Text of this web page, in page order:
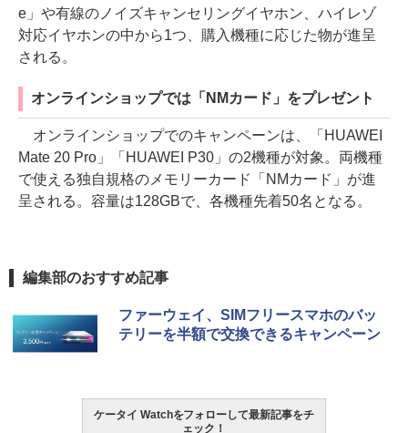
e」や有線のノイズキャンセリングイヤホン、ハイレゾ
対応イヤホンの中から1つ、購入機種に応じた物が進呈
される。
オンラインショップでは「NMカード」をプレゼント
オンラインショップでのキャンペーンは、「HUAWEI
Mate 20 Pro」「HUAWEI P30」の2機種が対象。両機種
で使える独自規格のメモリーカード「NMカード」が進
呈される。容量は128GBで、各機種先着50名となる。
編集部のおすすめ記事
ファーウェイ、SIMフリースマホのバッ
テリーを半額で交換できるキャンペーン
ケータイ Watchをフォローして最新記事をチ
ェック！